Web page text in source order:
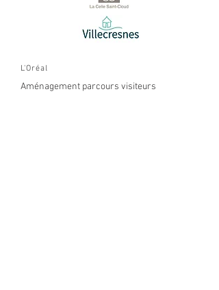
L'Oréal
Aménagement parcours visiteurs